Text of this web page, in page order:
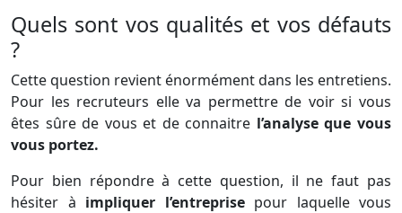
Quels sont vos qualités et vos défauts
?
Cette question revient énormément dans les entretiens.
Pour les recruteurs elle va permettre de voir si vous
êtes sûre de vous et de connaitre l’analyse que vous
vous portez.
Pour bien répondre à cette question, il ne faut pas
hésiter à impliquer l’entreprisepour laquelle vous